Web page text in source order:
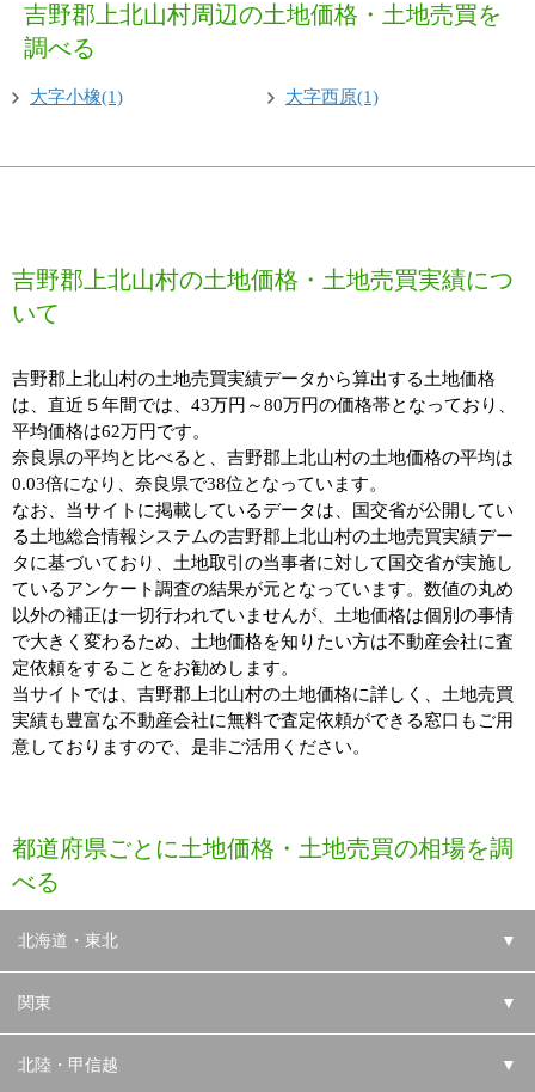
吉野郡上北山村周辺の土地価格・土地売買を
調べる
大字小橡(1) 大字西原(1)
吉野郡上北山村の土地価格・土地売買実績につ
いて
吉野郡上北山村の土地売買実績データから算出する土地価格
は、直近５年間では、43万円～80万円の価格帯となっており、
平均価格は62万円です。
奈良県の平均と比べると、吉野郡上北山村の土地価格の平均は
0.03倍になり、奈良県で38位となっています。
なお、当サイトに掲載しているデータは、国交省が公開してい
る土地総合情報システムの吉野郡上北山村の土地売買実績デー
タに基づいており、土地取引の当事者に対して国交省が実施し
ているアンケート調査の結果が元となっています。数値の丸め
以外の補正は一切行われていませんが、土地価格は個別の事情
で大きく変わるため、土地価格を知りたい方は不動産会社に査
定依頼をすることをお勧めします。
当サイトでは、吉野郡上北山村の土地価格に詳しく、土地売買
実績も豊富な不動産会社に無料で査定依頼ができる窓口もご用
意しておりますので、是非ご活用ください。
都道府県ごとに土地価格・土地売買の相場を調
べる
北海道・東北 ▼
関東 ▼
北陸・甲信越 ▼